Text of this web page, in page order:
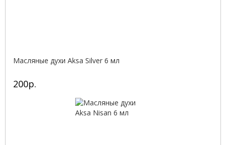
Масляные духи Aksa Silver 6 мл
200р.